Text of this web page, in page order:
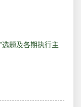
选题及各期执行主